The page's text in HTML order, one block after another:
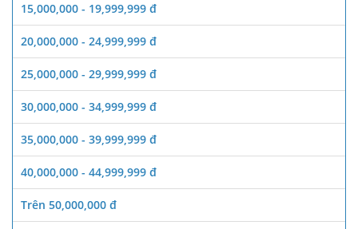
15,000,000 - 19,999,999 đ
20,000,000 - 24,999,999 đ
25,000,000 - 29,999,999 đ
30,000,000 - 34,999,999 đ
35,000,000 - 39,999,999 đ
40,000,000 - 44,999,999 đ
Trên 50,000,000 đ